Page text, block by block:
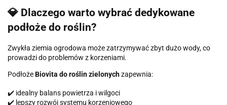
💎 Dlaczego warto wybrać dedykowane
podłoże do roślin?
Zwykła ziemia ogrodowa może zatrzymywać zbyt dużo wody, co
prowadzi do problemów z korzeniami.
PodłożeBiovita do roślin zielonychzapewnia:
✔️ idealny balans powietrza i wilgoci
✔️ lepszy rozwój systemu korzeniowego